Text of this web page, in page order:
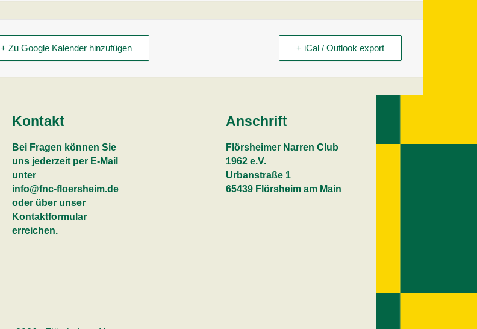
+ Zu Google Kalender hinzufügen + iCal / Outlook export
Kontakt
Bei Fragen können Sie
uns jederzeit per E-Mail
unter
info@fnc-floersheim.de
oder über unser
Kontaktformular
erreichen.
Anschrift
Flörsheimer Narren Club
1962 e.V.
Urbanstraße 1
65439 Flörsheim am Main